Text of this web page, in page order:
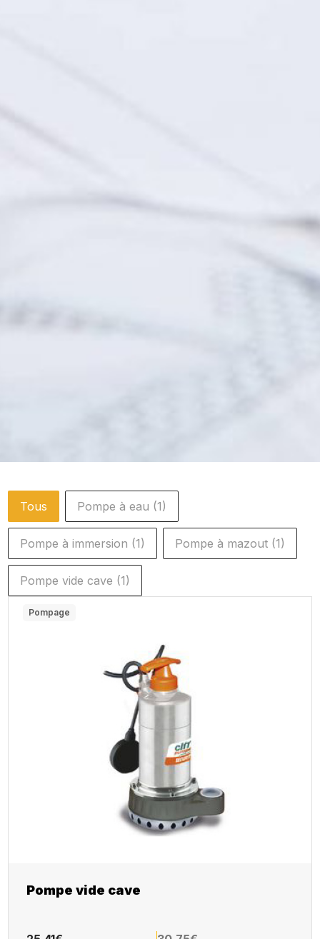
Filtre sous-catégorie
Tous Pompe à eau (1)
Pompe à immersion (1) Pompe à mazout (1)
Pompe vide cave (1)
Pompage
Pompe vide cave